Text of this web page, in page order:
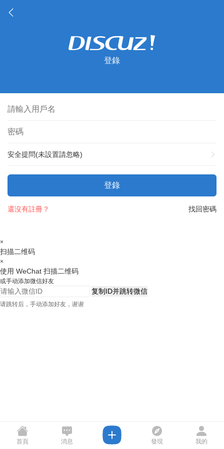
登錄
安全提問(未設置請忽略)
登錄
找回密碼
還沒有註冊？
×
扫描二维码
×
使用 WeChat 扫描二维码
或手动添加微信好友
复制ID并跳转微信
请跳转后，手动添加好友，谢谢
首頁 消息 發現 我的